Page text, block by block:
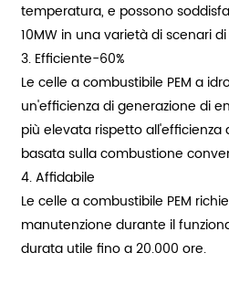
temperatura, e possono
10MW in una varietà di scenari di
3. Efficiente-60%
Le celle a combustibile PEM a
un'efficienza di generazione di
più elevata rispetto
basata sulla combustione
4. Affidabile
Le celle a combustibile PEM
manutenzione durante il
durata utile fino a 20.000 ore.